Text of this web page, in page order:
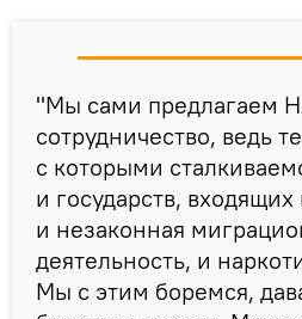
"Мы сами предлагаем
сотрудничество, ведь
с которыми
и государств,
и незаконная
деятельность, и
Мы с этим боремся,